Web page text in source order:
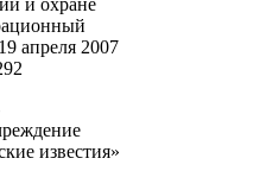
и охране
апреля 2007
известия»